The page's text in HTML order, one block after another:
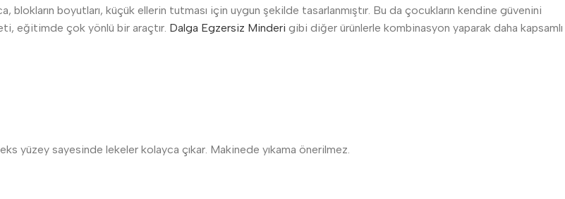
boyutları, küçük ellerin tutması için uygun şekilde tasarlanmıştır. Bu da çocukların kendine güvenini
eğitimde çok yönlü bir araçtır. Dalga Egzersiz Minderi gibi diğer ürünlerle kombinasyon yaparak daha kapsamlı
yüzey sayesinde lekeler kolayca çıkar. Makinede yıkama önerilmez.